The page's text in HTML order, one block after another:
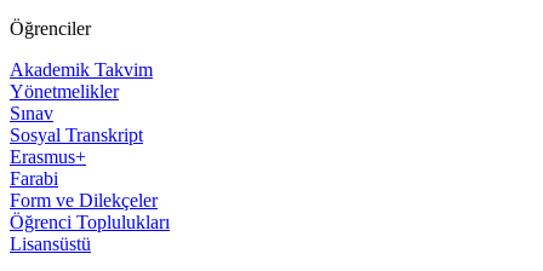
Öğrenciler
Akademik Takvim
Yönetmelikler
Sınav
Sosyal Transkript
Erasmus+
Farabi
Form ve Dilekçeler
Öğrenci Toplulukları
Lisansüstü